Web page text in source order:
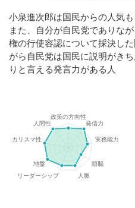
小泉進次郎は国民からの人気も
また、自分が自民党でありな
権の行使容認について採決し
がら自民党は国民に説明がき
りと言える発言力がある人